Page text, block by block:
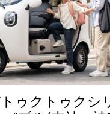
ゥクトゥクシ